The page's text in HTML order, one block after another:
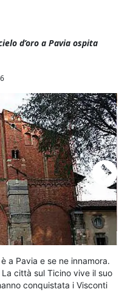
d’oro a Pavia ospita
a Pavia e se ne innamora.
città sul Ticino vive il suo
conquistata i Visconti